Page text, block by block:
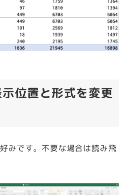
位置と形式を変更
みです。不要な場合は読み飛